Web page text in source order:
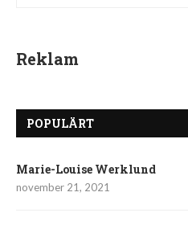
Reklam
POPULÄRT
Marie-Louise Werklund
november 21, 2021